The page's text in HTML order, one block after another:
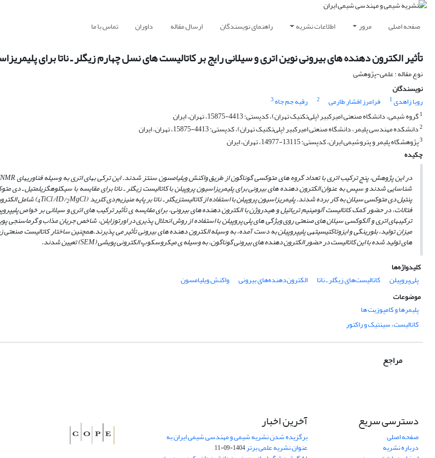
صفحه اصلی مرور اطلاعات نشریه راهنمای نویسندگان ارسال مقاله داوران تماس با ما
تأثیر الکترون دهنده های بیرونی نوین اتری و سیلانی رایج بر کاتالیست های نسل چهارم زیگلر ـ ناتا برای
نوع مقاله : علمی-پژوهشی
نویسندگان
رویا زاهدی1 فرامرز افشار طارمی 2 رقیه جم جاه3
1گروه شیمی، دانشگاه صنعتی امیرکبیر (پلی‌تکنیک تهران)، کدپستی: 4413-15875، تهران، ایران
2دانشکده مهندسی پلیمر، دانشگاه صنعتی امیرکبیر (پلی‌تکنیک تهران)، کدپستی: 4413-15875، تهران، ایران
3پژوهشگاه پلیمر و پتروشیمی ایران، کدپستی: 13115-14977، تهران، ایران
چکیده
در این پژوهش، پنجترکیب اتری با تعداد گروه ­های متوکسی گوناگون از طریق واکنش ویلیامسونسنتز شدند. این ترکی ب­های اتری به وسیله فناوری­های
شناسایی شدند و سپس به­ عنوانالکترون ­دهنده­ های بیرونی برای پلیمریزاسیون پروپیلن با کاتالیست زیگلر ـ ناتا برای مقایسه با سیکلوهگزیل­متیل ـدی­
پنتیل­ دی ­متوکسی سیلان به کار برده شدند. پلیمریزاسیون پروپیلن با استفاده از کاتالیستزیگلر ـ ناتا بر پایه­ منیزیم دی­ کلرید(
4TiCl/ID/2MgCl
)شامل
فتالات، در حضور کمک ­کاتالیست آلومینیم تری­اتیل و هیدروژن با الکترون­ دهنده ­های بیرونی، برای مقایسه ­ی تأثیر ترکیب ­های اتری و سیلانی بر خواص
ترکیب­های اتری و آلکوکسی­ سیلان­ های صنعتی روی ویژگی­ های پلی ­پروپیلن با استفاده از روش انحلال­ پذیری در اورتوزایلن، شاخص جریان مذاب و گرماسنجی
میزان تولید، بلورینگی و ایزوتاکتیسیته­ی پلی­پروپیلن به ­دست آمده، به وسیله الکترون­ دهنده­ های بیرونی تأثیر می ­پذیرند.همچنین ساختار کاتالیست صنعتی
های تولید شده با این کاتالیستدر حضور الکترون­ دهنده ­های بیرونی گوناگون، به­ وسیله ­ی میکروسکوپ الکترونی پویشی (SEM) تعیین شدند.
کلیدواژه‌ها
پلی‌پروپیلن
کاتالیست‌های زیگلر ـ ناتا الکترون‌دهنده‌های بیرونی
واکنش ویلیامسون
موضوعات
پلیمرها و کامپوزیت ها
کاتالیست، سینتیک و راکتور
مراجع
دسترسی سریع
صفحه اصلی
درباره نشریه
آخرین اخبار
برگزیده شدن نشریه شیمی و مهندسی شیمی ایران به
عنوان نشریه علمی برتر1404-09-11